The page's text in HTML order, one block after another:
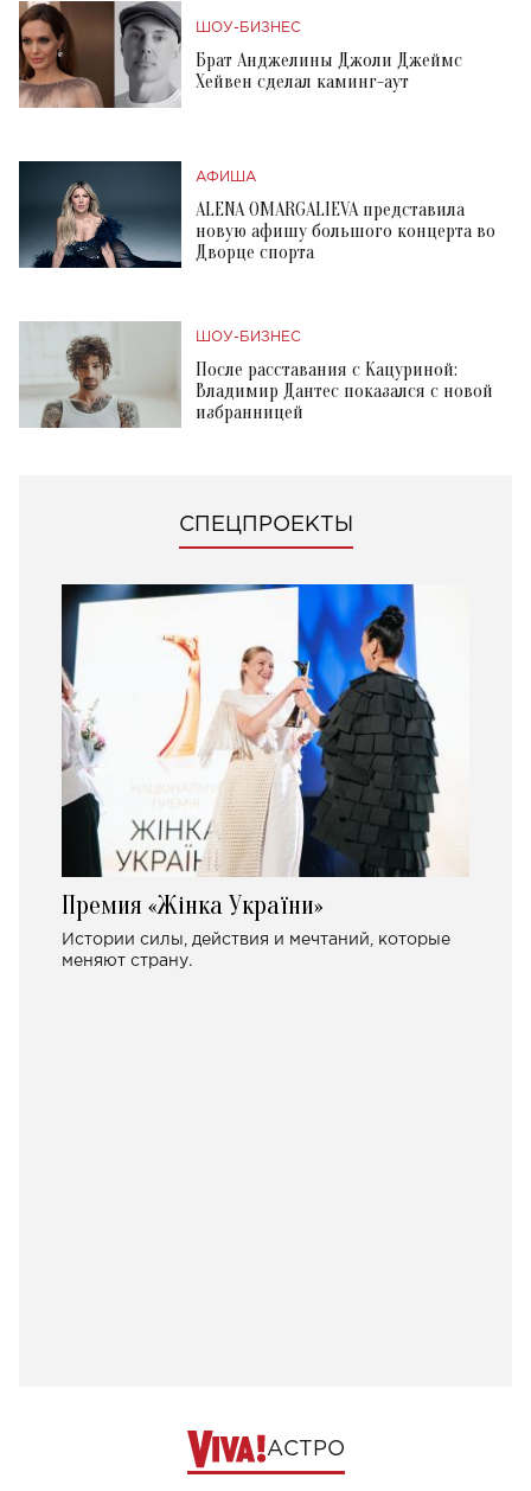
ШОУ-БИЗНЕС
Брат Анджелины Джоли Джеймс
Хейвен сделал каминг-аут
АФИША
ALENA OMARGALIEVA представила
новую афишу большого концерта во
Дворце спорта
ШОУ-БИЗНЕС
После расставания с Кацуриной:
Владимир Дантес показался с новой
избранницей
СПЕЦПРОЕКТЫ
Премия «Жінка України»
Истории силы, действия и мечтаний, которые
меняют страну.
АСТРО